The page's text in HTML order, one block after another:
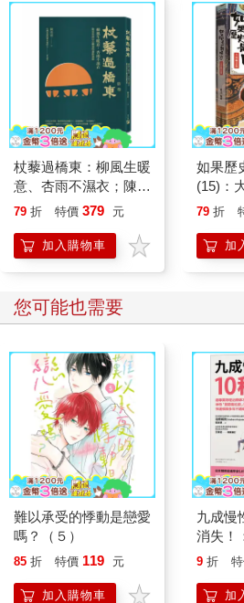
杖藜過橋東：柳風生暖
意、杏雨不濕衣；陳亮
恭談以心轉境的適齡漫
79 折 特價 379 元
加入購物車
如果歷
(15)：
貓漫畫
79 折
加
您可能也需要
難以承受的悸動是戀愛
嗎？（５）
85 折 特價 119 元
加入購物車
九成慢
消失！
療師才
源，
9 折
加